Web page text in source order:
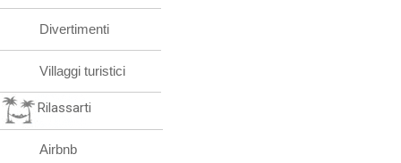
Divertimenti
Villaggi turistici
Rilassarti
Airbnb